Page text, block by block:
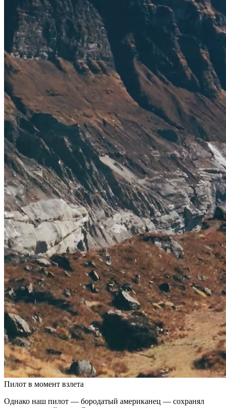
Пилот в момент взлета
Однако наш пилот — бородатый американец — сохранял